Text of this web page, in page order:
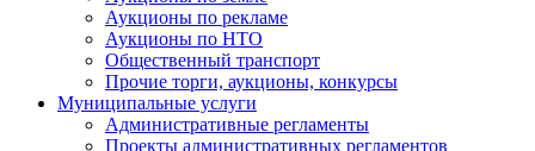
Аукционы по рекламе
Аукционы по НТО
Общественный транспорт
Прочие торги, аукционы, конкурсы
Муниципальные услуги
Административные регламенты
Проекты административных регламентов